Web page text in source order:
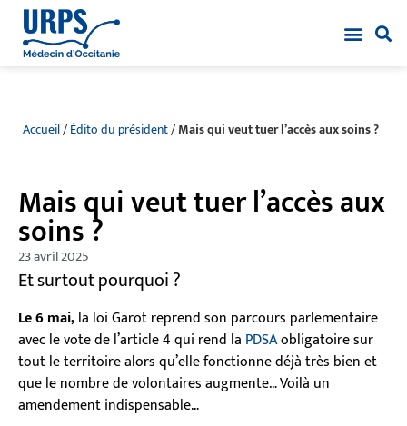
Accueil/Édito du président/Mais qui veut tuer l’accès aux soins ?
Mais qui veut tuer l’accès aux
soins ?
23 avril 2025
Et surtout pourquoi ?
Le 6 mai,la loi Garot reprend son parcours parlementaire
avec le vote de l’article 4 qui rend la PDSAobligatoire sur
tout le territoire alors qu’elle fonctionne déjà très bien et
que le nombre de volontaires augmente… Voilà un
amendement indispensable…